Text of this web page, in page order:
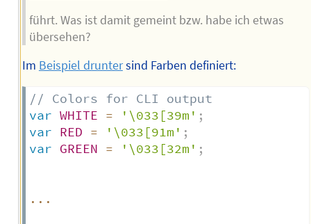
führt. Was ist damit gemeint bzw. habe ich etwas
übersehen?
Im Beispiel druntersind Farben definiert:
// Colors for CLI output
var WHITE = '\033[39m' ;
var RED = '\033[91m' ;
var GREEN = '\033[32m' ;
...